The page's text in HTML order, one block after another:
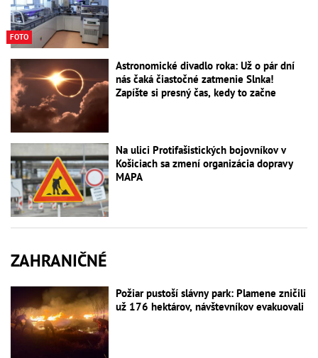
FOTO
Astronomické divadlo roka: Už o pár dní
nás čaká čiastočné zatmenie Slnka!
Zapíšte si presný čas, kedy to začne
Na ulici Protifašistických bojovníkov v
Košiciach sa zmení organizácia dopravy
MAPA
ZAHRANIČNÉ
Požiar pustoší slávny park: Plamene zničili
už 176 hektárov, návštevníkov evakuovali